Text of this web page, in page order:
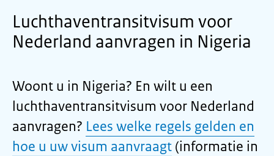
Luchthaventransitvisum voor
Nederland aanvragen in Nigeria
Woont u in Nigeria? En wilt u een
luchthaventransitvisum voor Nederland
aanvragen? Lees welke regels gelden en
hoe u uw visum aanvraagt (informatie in